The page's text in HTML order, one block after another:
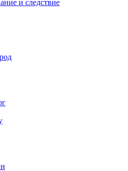
и следствие